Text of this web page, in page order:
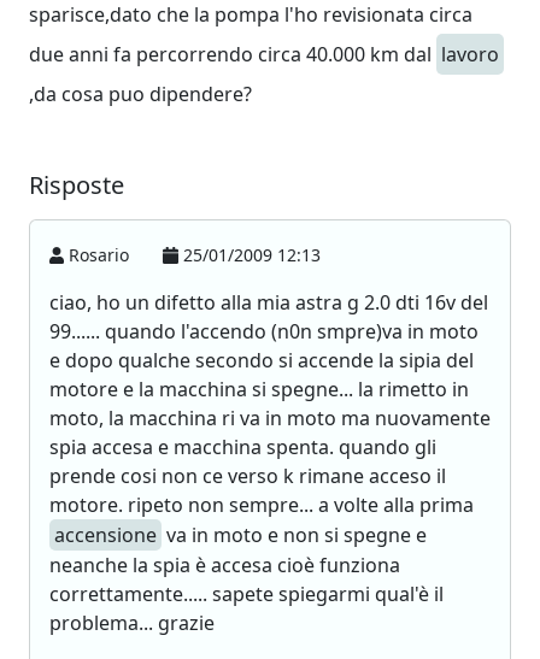
sparisce,dato che la pompa l'ho revisionata circa
due anni fa percorrendo circa 40.000 km dal lavoro
,da cosa puo dipendere?
Risposte
Rosario 25/01/2009 12:13
ciao, ho un difetto alla mia astra g 2.0 dti 16v del
99...... quando l'accendo (n0n smpre)va in moto
e dopo qualche secondo si accende la sipia del
motore e la macchina si spegne... la rimetto in
moto, la macchina ri va in moto ma nuovamente
spia accesa e macchina spenta. quando gli
prende cosi non ce verso k rimane acceso il
motore. ripeto non sempre... a volte alla prima
accensione va in moto e non si spegne e
neanche la spia è accesa cioè funziona
correttamente..... sapete spiegarmi qual'è il
problema... grazie